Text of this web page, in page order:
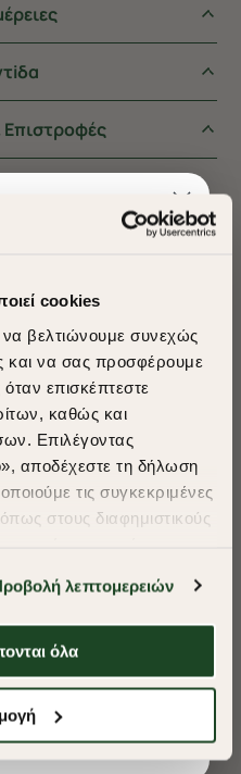
cookies
βελτιώνουμε συνεχώς
και να σας προσφέρουμε
όταν επισκέπτεστε
καθώς και
Επιλέγοντας
αποδέχεστε τη δήλωση
τις συγκεκριμένες
στους διαφημιστικούς
περιοριστούμε
που είναι απολύτως
και
μας. Ωστόσο, λάβετε
που θα
λεπτομερειών
όλα
ΠΟΥΚΑΜΙΣΟ
of Style
SALE